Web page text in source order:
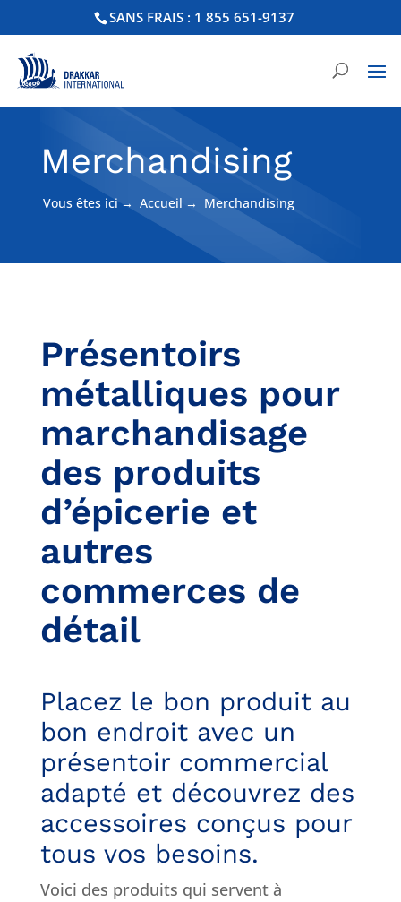
SANS FRAIS : 1 855 651-9137
Merchandising
Vous êtes ici→ Accueil → Merchandising
Présentoirs
métalliques pour
marchandisage
des produits
d’épicerie et
autres
commerces de
détail
Placez le bon produit au
bon endroit avec un
présentoir commercial
adapté et découvrez des
accessoires conçus pour
tous vos besoins.
Voici des produits qui servent à